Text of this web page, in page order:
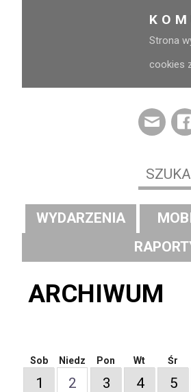
Strona
cookies
WYDARZENIA
ARCHIWUM
Sob
1
Niedz
2
Pon
3
Wt
4
Śr
5